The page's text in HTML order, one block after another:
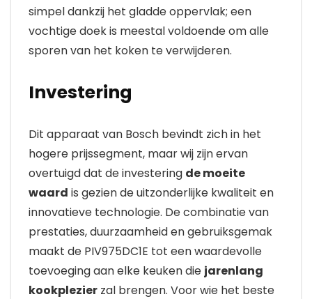
simpel dankzij het gladde oppervlak; een
vochtige doek is meestal voldoende om alle
sporen van het koken te verwijderen.
Investering
Dit apparaat van Bosch bevindt zich in het
hogere prijssegment, maar wij zijn ervan
overtuigd dat de investering de moeite
waard is gezien de uitzonderlijke kwaliteit en
innovatieve technologie. De combinatie van
prestaties, duurzaamheid en gebruiksgemak
maakt de PIV975DC1E tot een waardevolle
toevoeging aan elke keuken die jarenlang
kookplezier zal brengen. Voor wie het beste